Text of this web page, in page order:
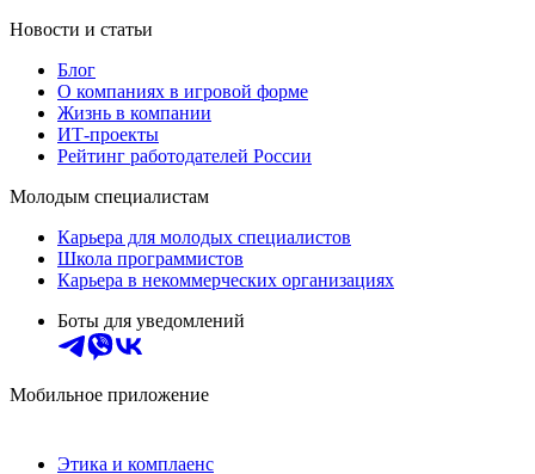
Новости и статьи
Блог
О компаниях в игровой форме
Жизнь в компании
ИТ-проекты
Рейтинг работодателей России
Молодым специалистам
Карьера для молодых специалистов
Школа программистов
Карьера в некоммерческих организациях
Боты для уведомлений
Мобильное приложение
Этика и комплаенс